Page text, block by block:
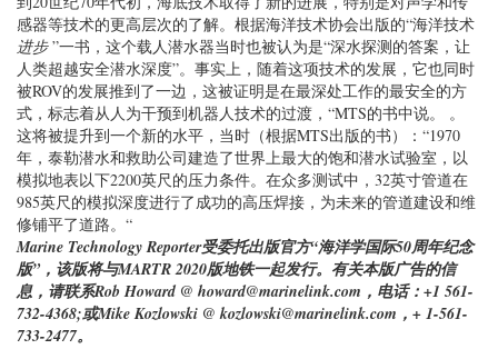
到20世纪70年代初，海底技术取得了新的进展，特别是对声学和传
感器等技术的更高层次的了解。根据海洋技术协会出版的“海洋技术
进步 ”一书，这个载人潜水器当时也被认为是“深水探测的答案，让
人类超越安全潜水深度”。事实上，随着这项技术的发展，它也同时
被ROV的发展推到了一边，这被证明是在最深处工作的最安全的方
式，标志着从人为干预到机器人技术的过渡，“MTS的书中说。 。
这将被提升到一个新的水平，当时（根据MTS出版的书）：“1970
年，泰勒潜水和救助公司建造了世界上最大的饱和潜水试验室，以
模拟地表以下2200英尺的压力条件。在众多测试中，32英寸管道在
985英尺的模拟深度进行了成功的高压焊接，为未来的管道建设和维
修铺平了道路。“
Marine Technology Reporter受委托出版官方“海洋学国际50周年纪念
版”，该版将与MARTR 2020版地铁一起发行。有关本版广告的信
息，请联系Rob Howard @ howard@marinelink.com，电话：+1 561-
732-4368;或Mike Kozlowski @kozlowski@marinelink.com ，+ 1-561-
733-2477。